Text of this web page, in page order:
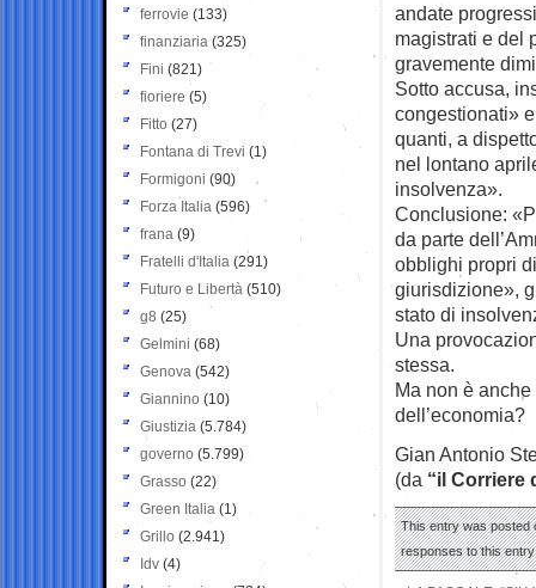
andate
magistrati e del
gravemente
Sotto accusa,
congestionati»
quanti, a
nel lontano
insolvenza».
Conclusione:
da parte
obblighi propri
giurisdizione»,
stato di
Una
stessa.
Ma non è
dell’economia?
Gian Antonio
(da “il Corriere
This entry was posted
responses to this
ferrovie (133)
finanziaria (325)
Fini (821)
fioriere (5)
Fitto (27)
Fontana di Trevi (1)
Formigoni (90)
Forza Italia (596)
frana (9)
Fratelli d'Italia (291)
Futuro e Libertà (510)
g8 (25)
Gelmini (68)
Genova (542)
Giannino (10)
Giustizia (5.784)
governo (5.799)
Grasso (22)
Green Italia (1)
Grillo (2.941)
Idv (4)